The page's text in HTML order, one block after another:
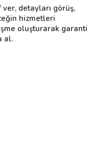
ver, detayları görüş,
hizmetleri
oluşturarak garanti
al.